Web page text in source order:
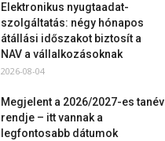
Elektronikus nyugtaadat-
szolgáltatás: négy hónapos
átállási időszakot biztosít a
NAV a vállalkozásoknak
2026-08-04
Megjelent a 2026/2027-es tanév
rendje – itt vannak a
legfontosabb dátumok